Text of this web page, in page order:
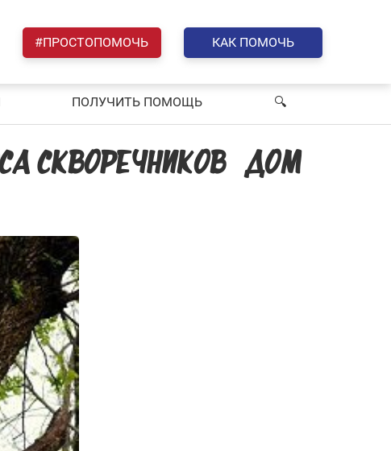
#ПРОСТОПОМОЧЬ КАК ПОМОЧЬ
ПОЛУЧИТЬ ПОМОЩЬ 🔍︎
СКВОРЕЧНИКОВ «ДОМ